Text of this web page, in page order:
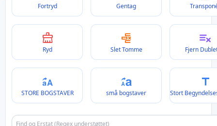
Fortryd Gentag
Ryd Slet Tomme Fjern
STORE BOGSTAVER små bogstaver Stort